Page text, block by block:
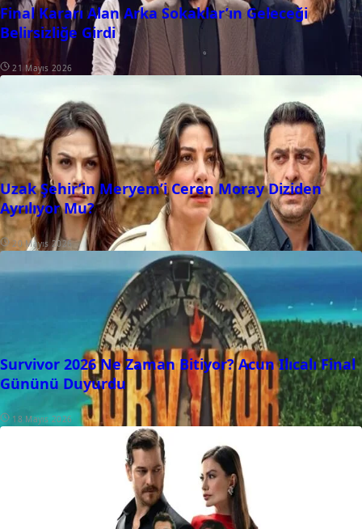
Final Kararı Alan Arka Sokaklar’ın Geleceği
Belirsizliğe Girdi
21 Mayıs 2026
Uzak Şehir’in Meryem’i Ceren Moray Diziden
Ayrılıyor Mu?
20 Mayıs 2026
Survivor 2026 Ne Zaman Bitiyor? Acun Ilıcalı Final
Gününü Duyurdu
18 Mayıs 2026